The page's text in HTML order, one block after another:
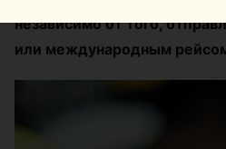
независимо от того,
или международным